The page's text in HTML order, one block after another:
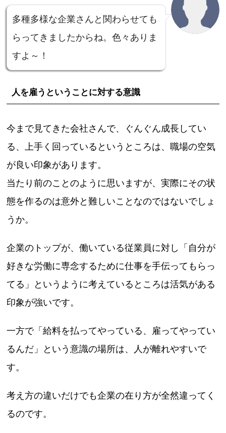
多種多様な企業さんと関わらせても
らってきましたからね。色々ありま
すよ～！
人を雇うということに対する意識
今まで見てきた会社さんで、ぐんぐん成長してい
る、上手く回っているというところは、職場の空気
が良い印象があります。
当たり前のことのように思いますが、実際にその状
態を作るのは意外と難しいことなのではないでしょ
うか。
企業のトップが、働いている従業員に対し「自分が
好きな労働に専念するために仕事を手伝ってもらっ
てる」というように考えているところは活気がある
印象が強いです。
一方で「給料を払ってやっている、雇ってやってい
るんだ」という意識の場所は、人が離れやすいで
す。
考え方の違いだけでも企業の在り方が全然違ってく
るのです。